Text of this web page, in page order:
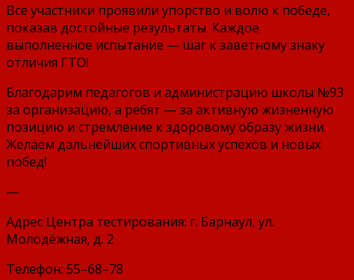
Все участники проявили упорство и волю к победе,
показав достойные результаты. Каждое
выполненное испытание — шаг к заветному знаку
отличия ГТО!
Благодарим педагогов и администрацию школы №93
за организацию, а ребят — за активную жизненную
позицию и стремление к здоровому образу жизни.
Желаем дальнейших спортивных успехов и новых
побед!
—
Адрес Центра тестирования: г. Барнаул, ул.
Молодёжная, д. 2
Телефон: 55–68–78